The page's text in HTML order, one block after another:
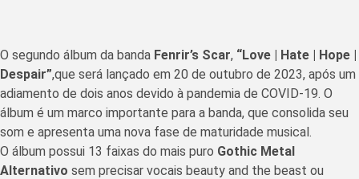
O segundo álbum da banda Fenrir’s Scar, “Love | Hate | Hope |
Despair”,que será lançado em 20 de outubro de 2023, após um
adiamento de dois anos devido à pandemia de COVID-19. O
álbum é um marco importante para a banda, que consolida seu
som e apresenta uma nova fase de maturidade musical.
O álbum possui 13 faixas do mais puro Gothic Metal
Alternativo sem precisar vocais beauty and the beast ou